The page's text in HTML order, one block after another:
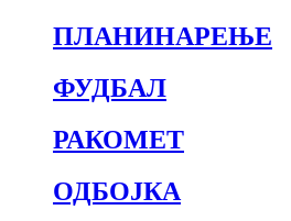
ПЛАНИНАРЕЊЕ
ФУДБАЛ
РАКОМЕТ
ОДБОЈКА